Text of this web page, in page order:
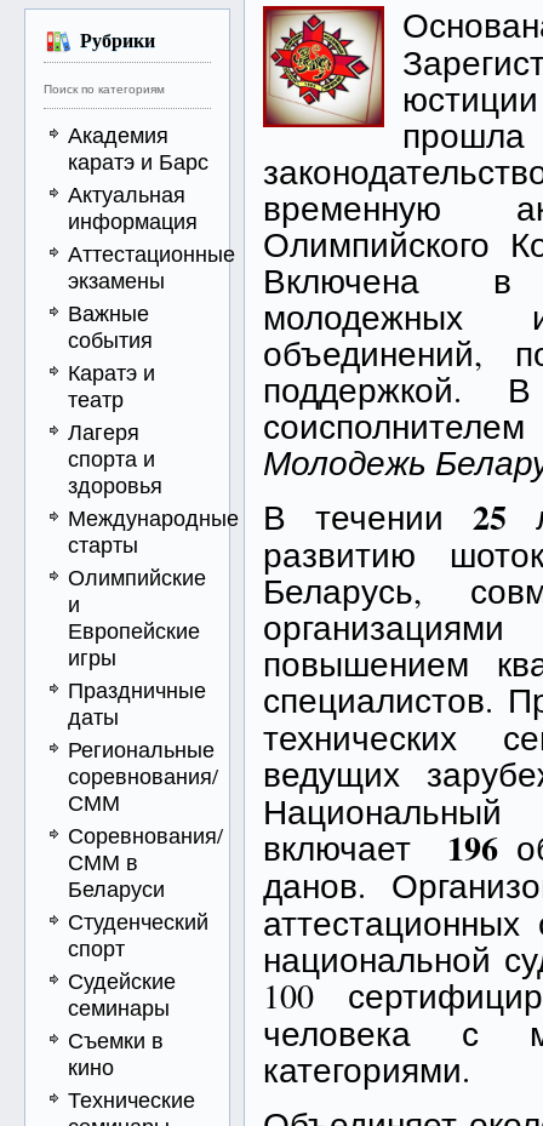
Рубрики
Поиск по категориям
Академия
каратэ и Барс
Актуальная
информация
Аттестационные
экзамены
Важные
события
Каратэ и
театр
Лагеря
спорта и
здоровья
Международные
старты
Олимпийские
и
Европейские
игры
Праздничные
даты
Региональные
соревнования/
СММ
Соревнования/
СММ в
Беларуси
Студенческий
спорт
Судейские
семинары
Съемки в
кино
Технические
временную
Олимпийского
Включена в
молодежных
объединений,
поддержкой.
Молодежь
В течении25
развитию
Беларусь,
повышением
специалистов.
технических
ведущих
включает 196
данов.
национальной
100
человека с
категориями.